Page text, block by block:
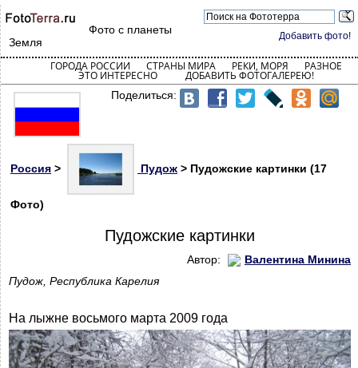
Добавить фото!
Фото с планеты
Земля
ГОРОДА РОССИИ СТРАНЫ МИРА РЕКИ, МОРЯ РАЗНОЕ
ЭТО ИНТЕРЕСНО ДОБАВИТЬ ФОТОГАЛЕРЕЮ!
Поделиться:
Россия > Пудож > Пудожские картинки (17
Фото)
Пудожские картинки
Автор:
Валентина Минина
Пудож, Республика Карелия
На лыжне восьмого марта 2009 года